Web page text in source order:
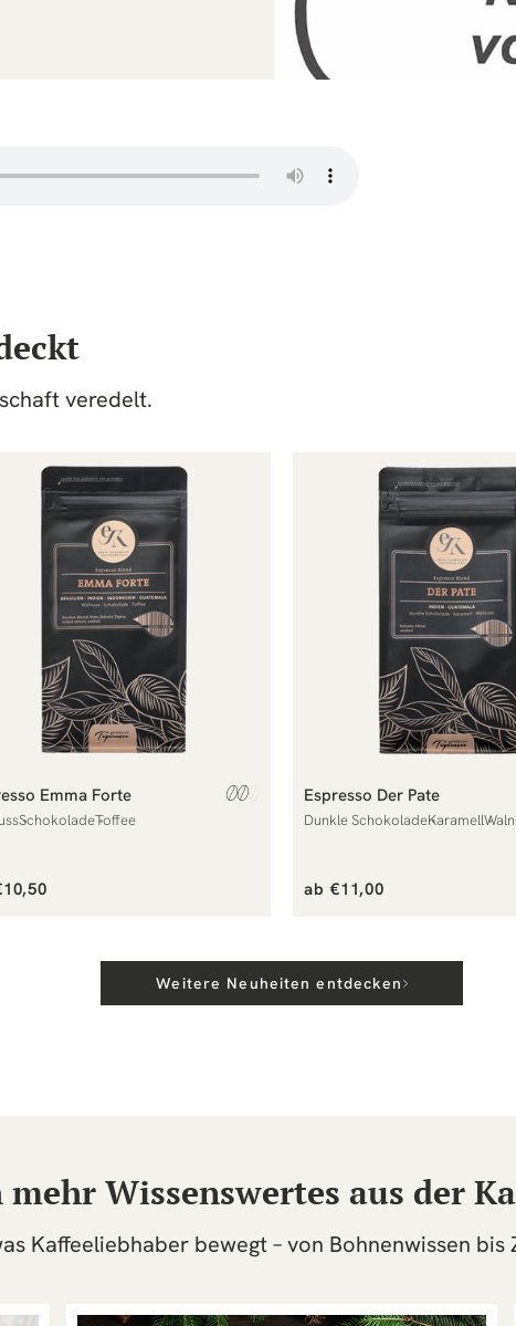
veredelt.
Emma Forte
SchokoladeToffee
Espresso Der Pate
Dunkle SchokoladeKaramell
Normaler
ab €11,00
Weitere Neuheiten entdecken
mehr Wissenswertes aus der
Kaffeeliebhaber bewegt – von Bohnenwissen bis